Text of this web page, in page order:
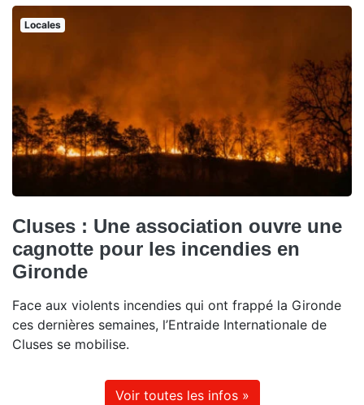
Locales
Cluses : Une association ouvre une
cagnotte pour les incendies en
Gironde
Face aux violents incendies qui ont frappé la Gironde
ces dernières semaines, l’Entraide Internationale de
Cluses se mobilise.
Voir toutes les infos »